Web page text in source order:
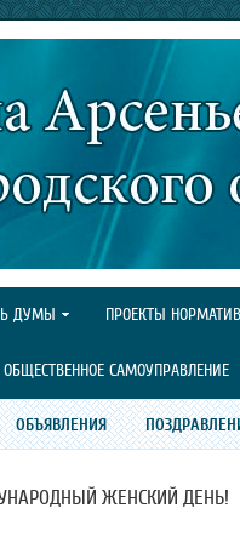
ДУМЫ ПРОЕКТЫ
САМОУПРАВЛЕНИЕ
ОБЪЯВЛЕНИЯ
ЖЕНСКИЙ ДЕНЬ!